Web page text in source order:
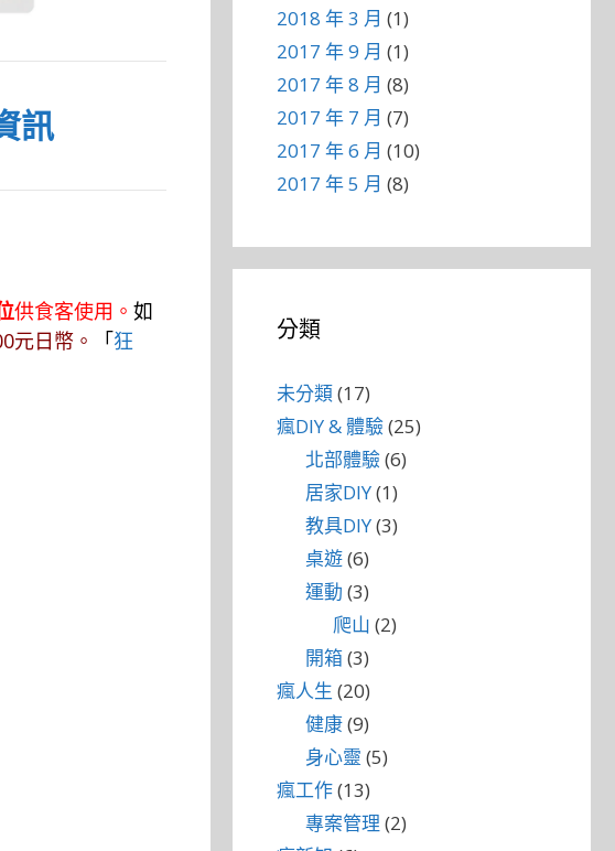
訊
供食客使用。 如
元日幣。 「狂
2018 年 3 月 (1)
2017 年 9 月 (1)
2017 年 8 月 (8)
2017 年 7 月 (7)
2017 年 6 月 (10)
2017 年 5 月 (8)
分類
未分類(17)
瘋DIY & 體驗(25)
北部體驗(6)
居家DIY(1)
教具DIY(3)
桌遊(6)
運動 (3)
爬山 (2)
開箱(3)
瘋人生 (20)
健康(9)
身心靈 (5)
瘋工作(13)
專案管理 (2)